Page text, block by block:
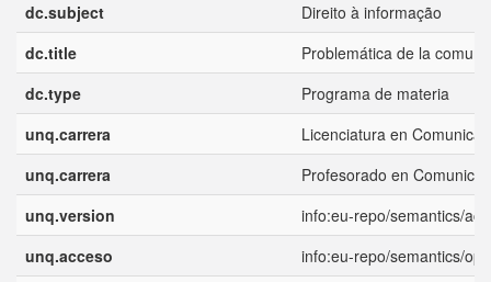
dc.subject
Direito à informação
dc.title
Problemática de la
dc.type
Programa de materia
unq.carrera
Licenciatura en
unq.carrera
Profesorado en
unq.version
info:eu-repo/semantics/
unq.acceso
info:eu-repo/semantics/